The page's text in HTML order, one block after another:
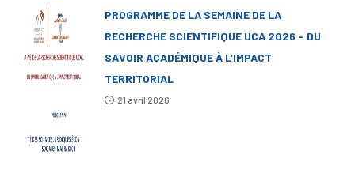
PROGRAMME DE LA SEMAINE DE LA
RECHERCHE SCIENTIFIQUE UCA 2026 – DU
SAVOIR ACADÉMIQUE À L’IMPACT
TERRITORIAL
21 avril 2026